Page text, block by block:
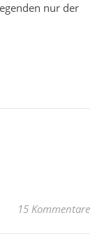
nur der
15 Kommentare